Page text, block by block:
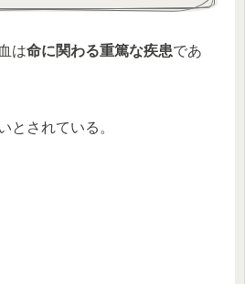
は命に関わる重篤な疾患であ
とされている。